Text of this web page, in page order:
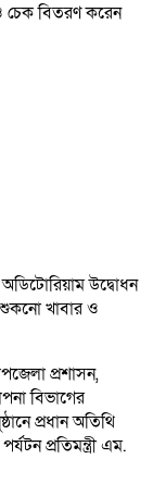
উদ্বোধন
শুকনো খাবার ও
প্রশাসন,
বিভাগের
প্রধান অতিথি
প্রতিমন্ত্রী এম.